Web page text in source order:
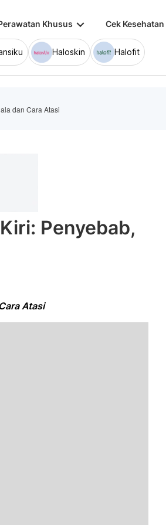
Khusus keyboard_arrow_down Cek
Haloskin Halofit
dan Cara Atasi
Penyebab,
Atasi